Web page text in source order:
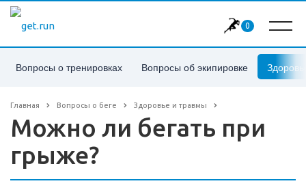
0
Вопросы о тренировках Вопросы об экипировке
Главная Вопросы о беге Здоровье и травмы
Можно ли бегать при
грыже?